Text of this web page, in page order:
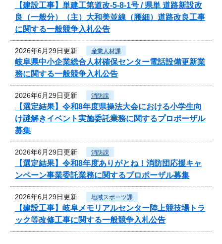
【建設工事】単建工第道改-5-8-1号 / 県単 道路新設改
良（一般分）（主）大和美並線（腰細）道路改良工事
に関する一般競争入札公告
2026年6月29日更新 産業人材課
岐阜県中小企業総合人材確保センター電話設備更新業
務に関する一般競争入札公告
2026年6月29日更新 消防課
【選定結果】令和8年度県操法大会における小学生向
け謎解きイベント実施委託業務に関するプロポーザル
募集
2026年6月29日更新 消防課
【選定結果】令和8年度ありがとね！消防団応援キャ
ンペーン事業委託業務に関するプロポーザル募集
2026年6月29日更新 地域スポーツ課
【建設工事】岐阜メモリアルセンター陸上競技場トラ
ック等改修工事に関する一般競争入札公告